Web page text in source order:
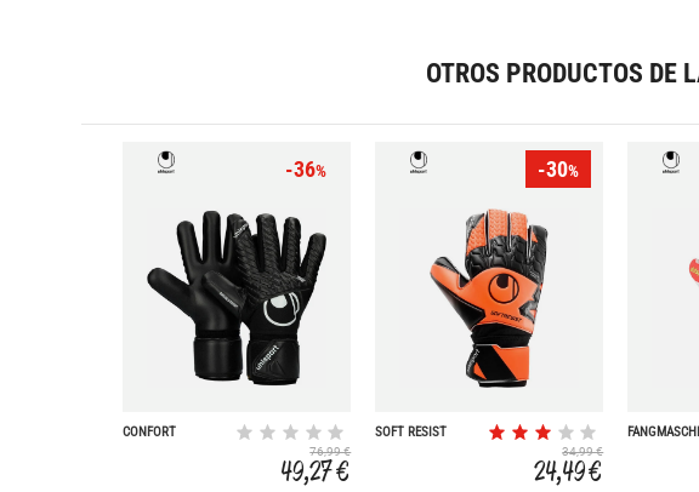
OTROS PRODUCTOS DE
-36%
CONFORT
76,99 €
49,27 €
-30%
SOFT RESIST
34,99 €
24,49 €